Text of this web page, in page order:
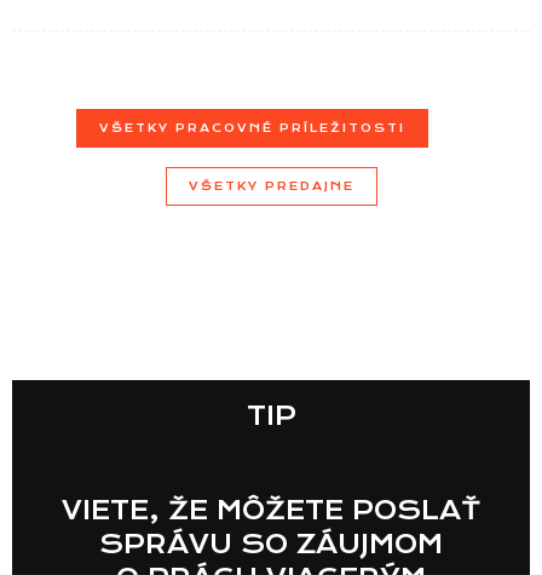
VŠETKY PRACOVNÉ PRÍLEŽITOSTI
VŠETKY PREDAJNE
TIP
VIETE, ŽE MÔŽETE POSLAŤ
SPRÁVU SO ZÁUJMOM